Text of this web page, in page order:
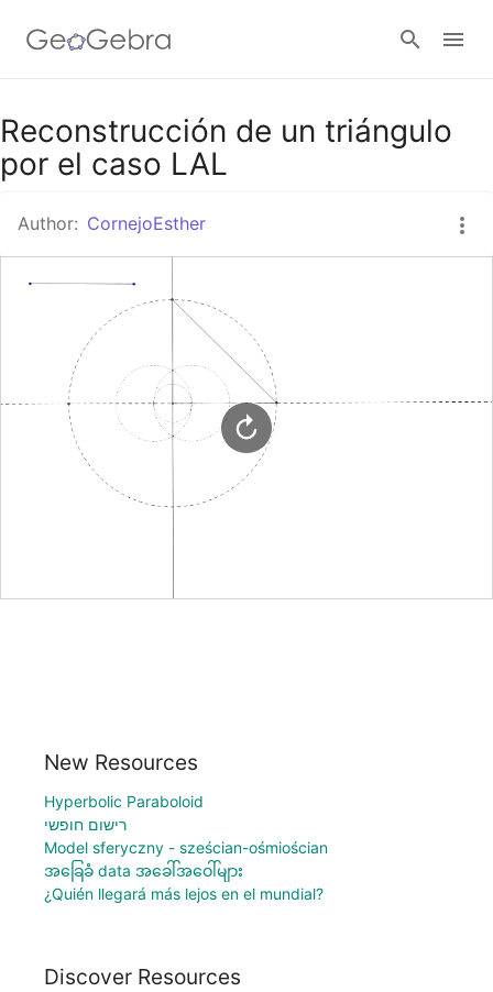
Google Classroom
Reconstrucción de un triángulo
por el caso LAL
Author: CornejoEsther
New Resources
Hyperbolic Paraboloid
רישום חופשי
Model sferyczny - sześcian-ośmiościan
အခြေခံ data အခေါ်အဝေါ်များ
¿Quién llegará más lejos en el mundial?
Discover Resources